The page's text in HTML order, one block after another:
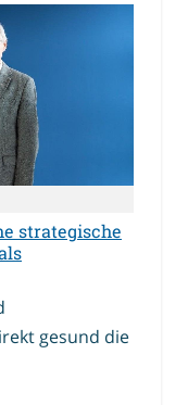
strategische
gesund die